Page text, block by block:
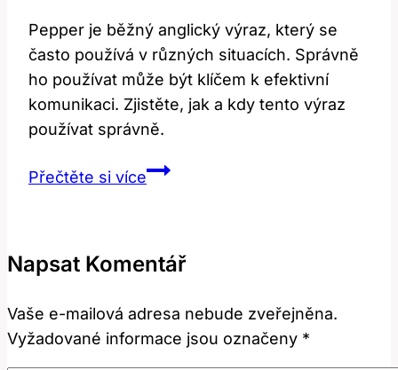
Pepper je běžný anglický výraz, který se
často používá v různých situacích. Správně
ho používat může být klíčem k efektivní
komunikaci. Zjistěte, jak a kdy tento výraz
používat správně.
Přečtěte si vícePepper:
Tento
Výraz?
Napsat Komentář
Vaše e-mailová adresa nebude zveřejněna.
Vyžadované informace jsou označeny *